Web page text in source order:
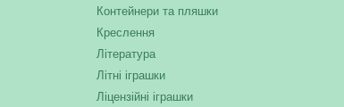
Контейнери та пляшки
Креслення
Література
Літні іграшки
Ліцензійні іграшки